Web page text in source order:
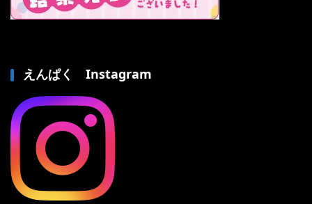
えんぱく Instagram